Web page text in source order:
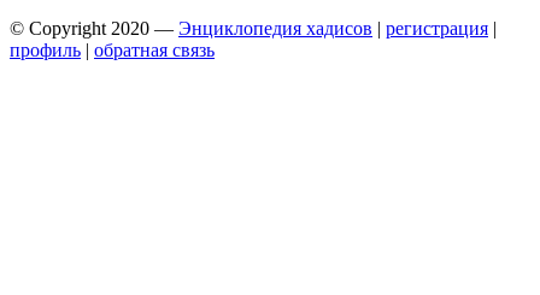
© Copyright 2020 — Энциклопедия хадисов | регистрация |
профиль | обратная связь